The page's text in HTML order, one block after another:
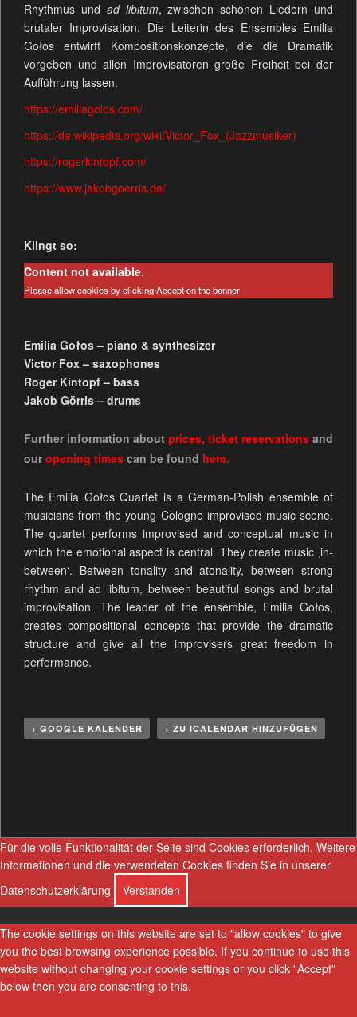
Rhythmus und ad libitum, zwischen schönen Liedern und
brutaler Improvisation. Die Leiterin des Ensembles Emilia
Gołos entwirft Kompositionskonzepte, die die Dramatik
vorgeben und allen Improvisatoren große Freiheit bei der
Aufführung lassen.
https://emiliagolos.com/
https://de.wikipedia.org/wiki/Victor_Fox_(Jazzmusiker)
https://rogerkintopf.com/
https://www.jakobgoerris.de/
Klingt so:
Content not available.
Please allow cookies by clicking Accept on the banner
Emilia Gołos – piano & synthesizer
Victor Fox – saxophones
Roger Kintopf – bass
Jakob Görris – drums
Further information about prices,ticket reservations and
our opening timescan be found here.
The Emilia Gołos Quartet is a German-Polish ensemble of
musicians from the young Cologne improvised music scene.
The quartet performs improvised and conceptual music in
which the emotional aspect is central. They create music ‚in-
between‘. Between tonality and atonality, between strong
rhythm and ad libitum, between beautiful songs and brutal
improvisation. The leader of the ensemble, Emilia Gołos,
creates compositional concepts that provide the dramatic
structure and give all the improvisers great freedom in
performance.
+ GOOGLE KALENDER + ZU ICALENDAR HINZUFÜGEN
n
s
a
l
t
u
n
g
Für die volle Funktionalität der Seite sind Cookies erforderlich. Weitere
Informationen und die verwendeten Cookies finden Sie in unserer
Datenschutzerklärung
Verstanden
The cookie settings on this website are set to "allow cookies" to give
you the best browsing experience possible. If you continue to use this
website without changing your cookie settings or you click "Accept"
below then you are consenting to this.